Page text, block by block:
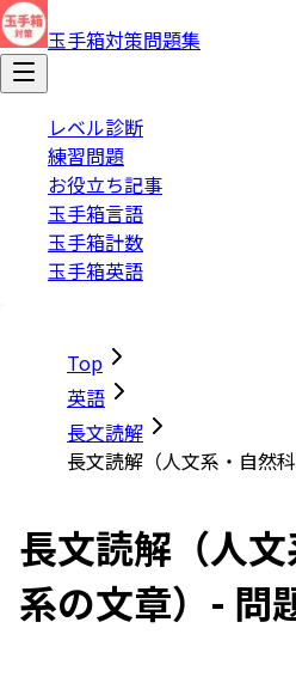
玉手箱対策問題集
レベル診断
練習問題
お役立ち記事
玉手箱言語
玉手箱計数
玉手箱英語
Top
英語
長文読解
長文読解（人文系・自然
長文読解（人
系の文章）- 問